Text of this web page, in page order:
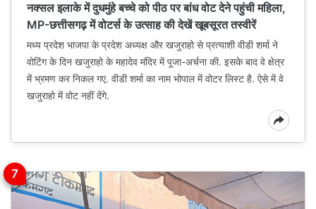
नक्सल इलाके में दुधमुंहे बच्चे को पीठ पर बांध वोट देने पहुंची महिला,
MP-छत्तीसगढ़ में वोटर्स के उत्साह की देखें खूबसूरत तस्वीरें
मध्य प्रदेश भाजपा के प्रदेश अध्यक्ष और खजुराहो से प्रत्याशी वीडी शर्मा ने
वोटिंग के दिन खजुराहो के महादेव मंदिर में पूजा-अर्चना की. इसके बाद वे क्षेत्र
में भ्रमण कर निकल गए. वीडी शर्मा का नाम भोपाल में वोटर लिस्ट है. ऐसे में वे
खजुराहो में वोट नहीं देंगे.